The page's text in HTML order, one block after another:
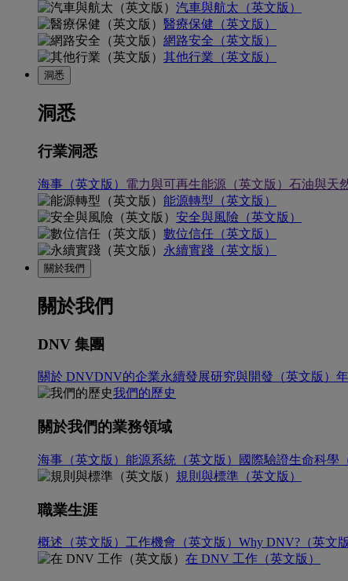
汽車與航太（英文版）
醫療保健（英文版）
網路安全（英文版）
其他行業（英文版）
洞悉
洞悉
行業洞悉
海事（英文版） 電力與可再生能源（英文版） 石油與天
能源轉型（英文版）
安全與風險（英文版）
數位信任（英文版）
永續實踐（英文版）
關於我們
關於我們
DNV 集團
關於 DNVDNV的企業永續發展研究與開發（英文版）
我們的歷史
關於我們的業務領域
海事（英文版） 能源系統（英文版） 國際驗證生命科學
規則與標準（英文版）
職業生涯
概述（英文版） 工作機會（英文版） Why DNV?（英文版
在 DNV 工作（英文版）